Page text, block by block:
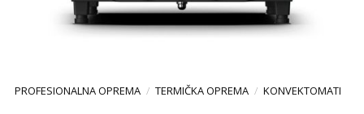
PROFESIONALNA OPREMA / TERMIČKA OPREMA / KONVEKTOMATI